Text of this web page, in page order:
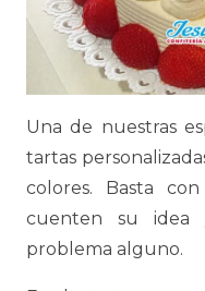
Una de nuestras
tartas
colores. Basta
cuenten su idea
problema alguno.